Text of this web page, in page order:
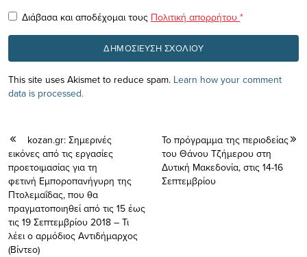
Διάβασα και αποδέχομαι τους Πολιτική απορρήτου *
This site uses Akismet to reduce spam. Learn how your comment
data is processed.
kozan.gr: Σημερινές
εικόνες από τις εργασίες
προετοιμασίας για τη
φετινή Εμποροπανήγυρη της
Πτολεμαΐδας, που θα
πραγματοποιηθεί από τις 15 έως
τις 19 Σεπτεμβρίου 2018 – Τι
λέει ο αρμόδιος Αντιδήμαρχος
(Βίντεο)
Το πρόγραμμα της περιοδείας
του Θάνου Τζήμερου στη
Δυτική Μακεδονία, στις 14-16
Σεπτεμβρίου